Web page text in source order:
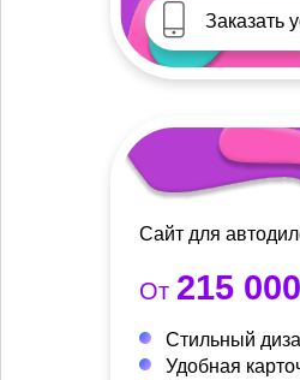
Заказать
Сайт для
От 215 000
Стильный
Удобная